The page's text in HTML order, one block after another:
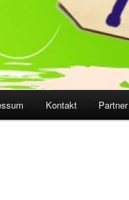
Kontakt Partner